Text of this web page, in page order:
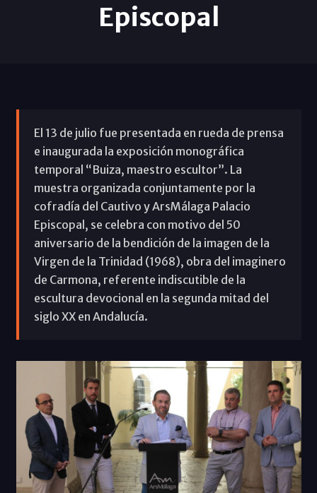
Episcopal
El 13 de julio fue presentada en rueda de prensa
e inaugurada la exposición monográfica
temporal “Buiza, maestro escultor”. La
muestra organizada conjuntamente por la
cofradía del Cautivo y ArsMálaga Palacio
Episcopal, se celebra con motivo del 50
aniversario de la bendición de la imagen de la
Virgen de la Trinidad (1968), obra del imaginero
de Carmona, referente indiscutible de la
escultura devocional en la segunda mitad del
siglo XX en Andalucía.